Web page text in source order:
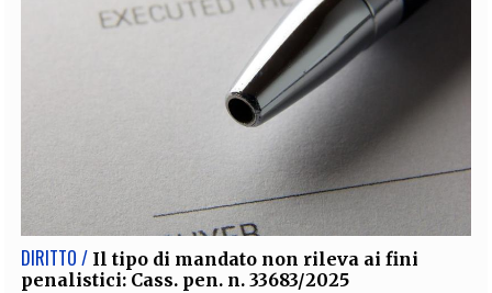
DIRITTO / Il tipo di mandato non rileva ai fini
penalistici: Cass. pen. n. 33683/2025